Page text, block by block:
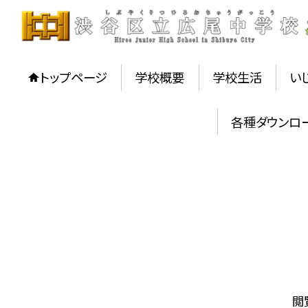
トップページ 学校概要 学校生活 い
各種ダウンロ
閲